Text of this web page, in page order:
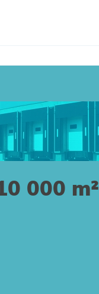
000 m²